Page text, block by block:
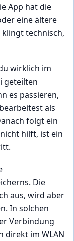
App hat die
eine ältere
klingt technisch,
wirklich im
geteilten
es passieren,
als
folgt ein
hilft, ist ein
Die
aus, wird aber
In solchen
Verbindung
direkt im WLAN